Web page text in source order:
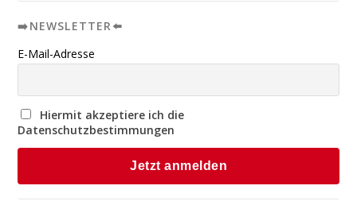
➡️NEWSLETTER⬅️
E-Mail-Adresse
Hiermit akzeptiere ich die
Datenschutzbestimmungen